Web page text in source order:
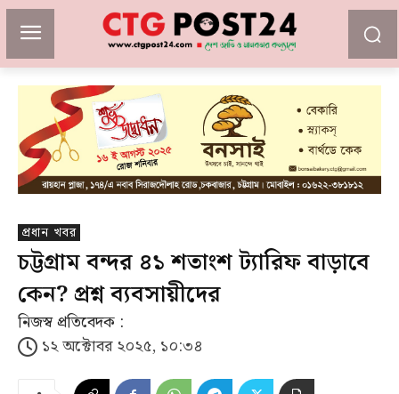
প্রধান খবর
চট্টগ্রাম বন্দর ৪১ শতাংশ ট্যারিফ বাড়াবে
কেন? প্রশ্ন ব্যবসায়ীদের
নিজস্ব প্রতিবেদক :
১২ অক্টোবর ২০২৫, ১০:৩৪